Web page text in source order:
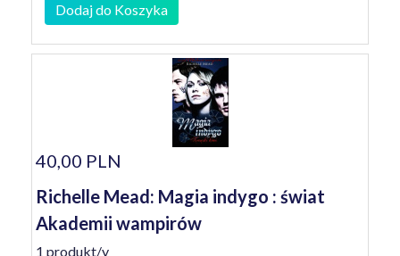
Dodaj do Koszyka
40,00 PLN
Richelle Mead: Magia indygo : świat
Akademii wampirów
1 produkt/y